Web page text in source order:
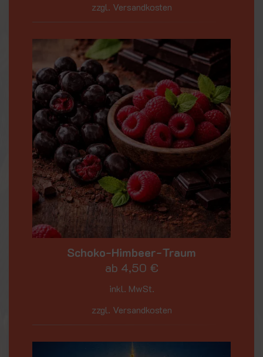
zzgl. Versandkosten
Schoko-Himbeer-Traum
ab 4,50 €
inkl. MwSt.
zzgl. Versandkosten